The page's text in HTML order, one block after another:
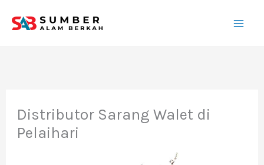
konten
Distributor Sarang Walet di
Pelaihari